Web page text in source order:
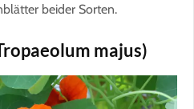
beider Sorten.
majus)